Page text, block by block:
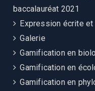
baccalauréat 2021
Expression écrite et
Galerie
Gamification en
Gamification en
Gamification en